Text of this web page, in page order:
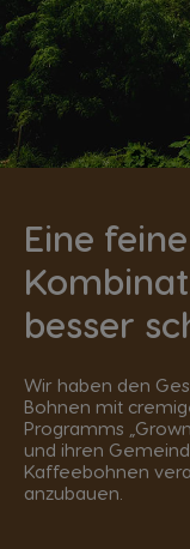
Eine
besser
Wir haben den
Bohnen mit
Programms
und ihren
Kaffeebohnen
anzubauen.